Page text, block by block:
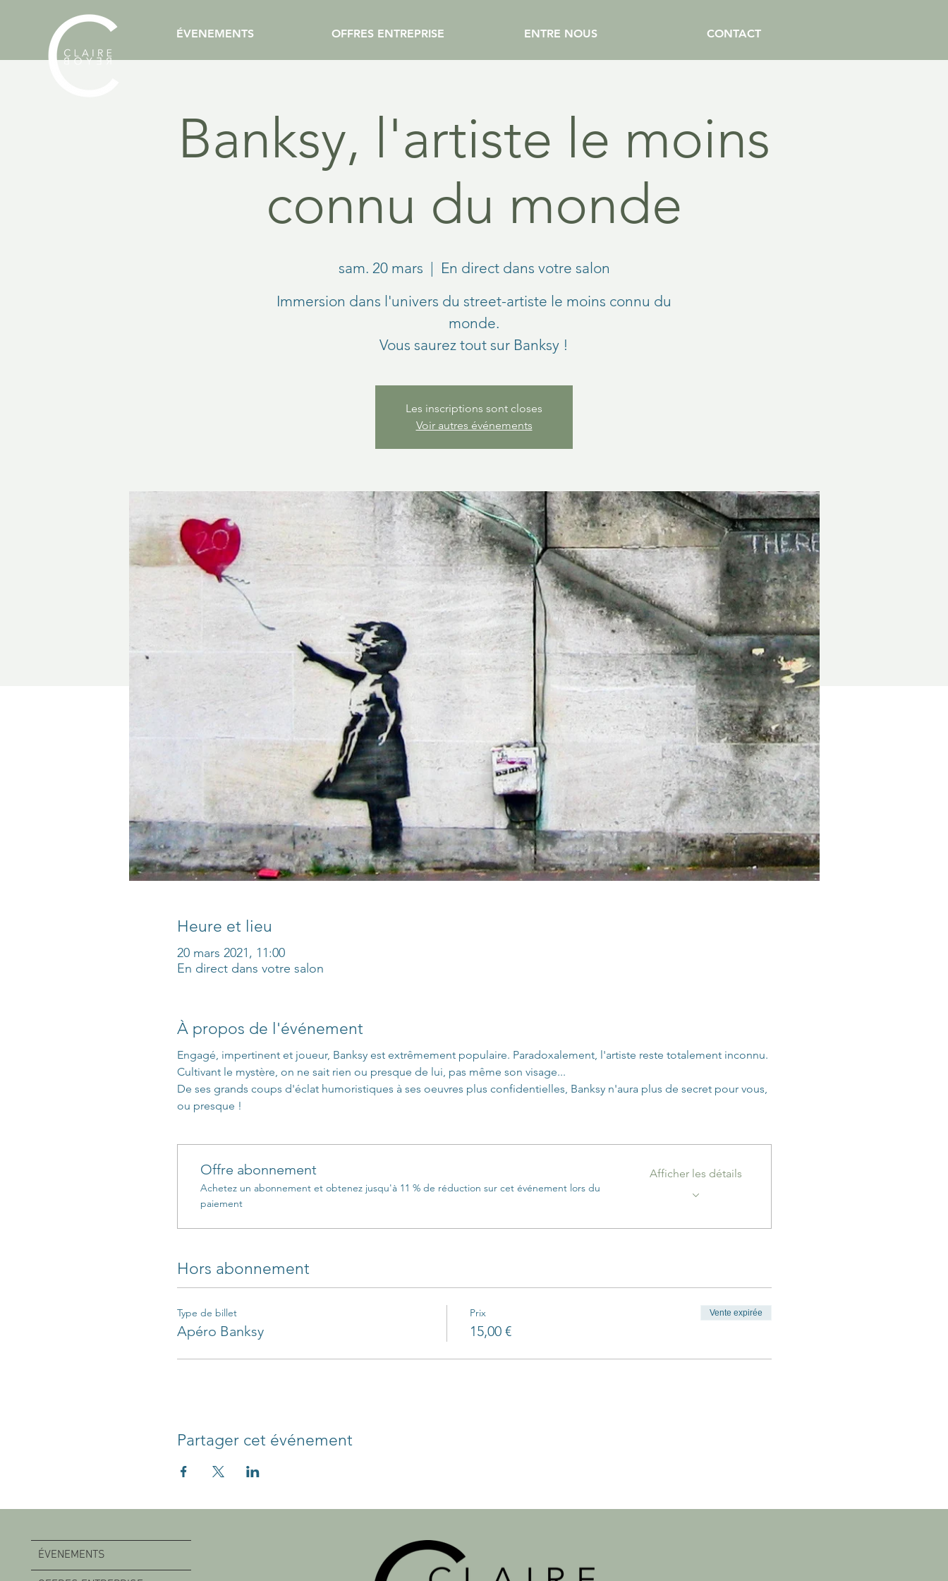
ÉVENEMENTS OFFRES ENTREPRISE ENTRE NOUS CONTACT
Banksy, l'artiste le moins
connu du monde
sam. 20 mars
  |
En direct dans votre salon
Immersion dans l'univers du street-artiste le moins connu du
monde.
Vous saurez tout sur Banksy !
Les inscriptions sont closes
Voir autres événements
Heure et lieu
20 mars 2021, 11:00
En direct dans votre salon
À propos de l'événement
Engagé, impertinent et joueur, Banksy est extrêmement populaire. Paradoxalement, l'artiste reste totalement inconnu.
Cultivant le mystère, on ne sait rien ou presque de lui, pas même son visage...
De ses grands coups d'éclat humoristiques à ses oeuvres plus confidentielles, Banksy n'aura plus de secret pour vous,
ou presque !
Offre abonnement
Achetez un abonnement et obtenez jusqu'à 11 % de réduction sur cet événement lors du
paiement
Afficher les détails
Hors abonnement
Type de billet
Apéro Banksy
Prix
15,00 €
Vente expirée
Partager cet événement
ÉVENEMENTS